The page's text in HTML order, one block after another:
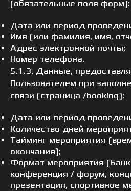
(обязательные поля форм):
Дата или период
Имя (или фамилия, имя,
Адрес электронной почты;
Номер телефона.
5.1.3. Данные,
Пользователем при
связи (страница /booking):
Дата или период
Количество дней
Тайминг мероприятия
окончания);
Формат мероприятия
конференция / форум,
презентация, спортивное